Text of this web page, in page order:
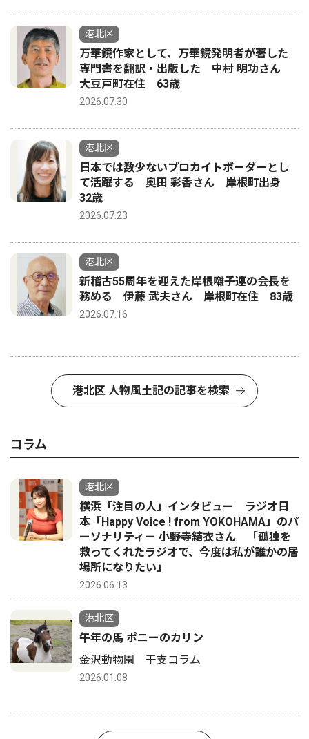
港北区
万華鏡作家として、万華鏡発明者が著した
専門書を翻訳・出版した 中村 明功さん
大豆戸町在住 63歳
2026.07.30
港北区
日本では数少ないプロカイトボーダーとし
て活躍する 奥田 彩香さん 岸根町出身
32歳
2026.07.23
港北区
新稽古55周年を迎えた岸根囃子連の会長を
務める 伊藤 武夫さん 岸根町在住 83歳
2026.07.16
港北区 人物風土記の記事を検索
コラム
港北区
横浜「注目の人」インタビュー ラジオ日
本「Happy Voice ! from YOKOHAMA」のパ
ーソナリティー 小野寺結衣さん 「孤独を
救ってくれたラジオで、今度は私が誰かの居
場所になりたい」
2026.06.13
港北区
午年の馬 ポニーのカリン
金沢動物園 干支コラム
2026.01.08